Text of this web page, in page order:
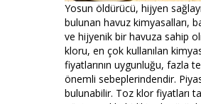
Yosun öldürücü, hijyen
bulunan havuz kimyasalları,
ve hijyenik bir havuza sahip
kloru, en çok kullanılan
fiyatlarının uygunluğu, fazla
önemli sebeplerindendir.
bulunabilir. Toz klor fiyatları